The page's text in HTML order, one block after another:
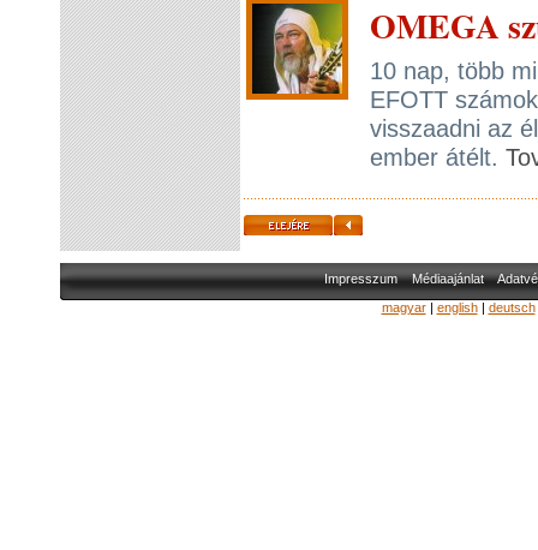
OMEGA
10 nap, több
EFOTT
visszaadni az
ember átélt.
Impresszum Médiaajánlat
magyar| english| deutsch